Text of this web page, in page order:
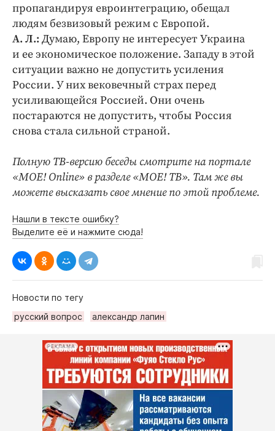
пропагандируя евроинтеграцию, обещал
людям безвизовый режим с Европой.
А. Л.: Думаю, Европу не интересует Украина
и ее экономическое положение. Западу в этой
ситуации важно не допустить усиления
России. У них вековечный страх перед
усиливающейся Россией. Они очень
постараются не допустить, чтобы Россия
снова стала сильной страной.
Полную ТВ-версию беседы смотрите на портале
«МОЕ! Online» в разделе «МОЕ! ТВ». Там же вы
можете высказать свое мнение по этой проблеме.
Нашли в тексте ошибку?
Выделите её и нажмите сюда!
Новости по тегу
русский вопрос
александр лапин
РЕКЛАМА